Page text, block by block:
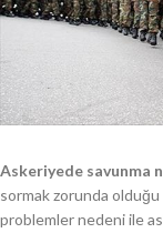
Askeriyede savunma
sormak zorunda
problemler nedeni ile